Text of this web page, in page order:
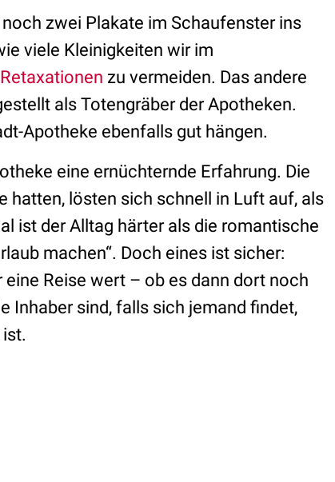
zwei Plakate im Schaufenster ins
viele Kleinigkeiten wir im
Retaxationen zu vermeiden. Das andere
als Totengräber der Apotheken.
Apotheke ebenfalls gut hängen.
eine ernüchternde Erfahrung. Die
hatten, lösten sich schnell in Luft auf, als
ist der Alltag härter als die romantische
machen“. Doch eines ist sicher:
Reise wert – ob es dann dort noch
Inhaber sind, falls sich jemand findet,